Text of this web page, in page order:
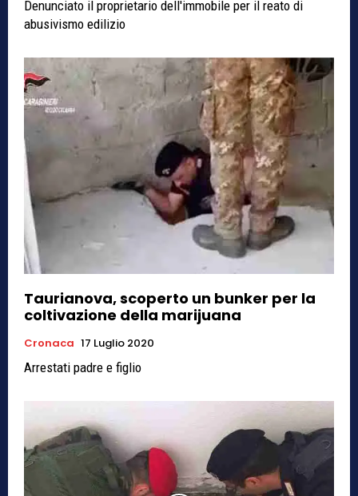
Denunciato il proprietario dell'immobile per il reato di
abusivismo edilizio
Taurianova, scoperto un bunker per la
coltivazione della marijuana
Cronaca 17 Luglio 2020
Arrestati padre e figlio